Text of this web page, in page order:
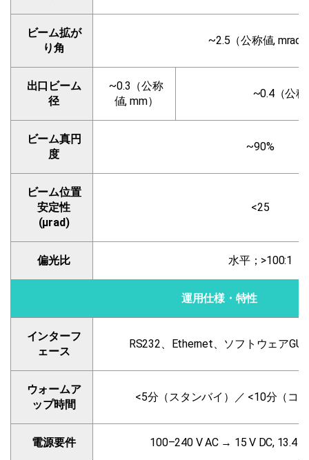
ビーム拡が
り角
~2.5（公称値, mrad
出口ビーム
径
~0.3（公称
値, mm）
~0.4（公称
ビーム真円
度
~90%
ビーム位置
安定性
(µrad)
<25
偏光比 水平；>100:1
運用仕様・特性
インターフ
ェース
RS232、Ethernet、ソフトウェア
ウォームア
ップ時間
<5分（スタンバイ）／ <10分（コ
電源要件 100–240 V AC → 15 V DC, 13.4